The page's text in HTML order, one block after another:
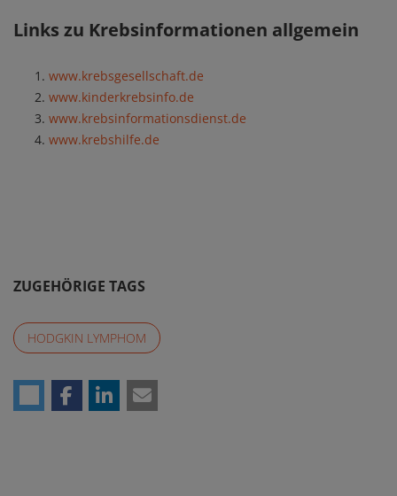
Links zu Krebsinformationen allgemein
www.krebsgesellschaft.de
www.kinderkrebsinfo.de
www.krebsinformationsdienst.de
www.krebshilfe.de
ZUGEHÖRIGE TAGS
HODGKIN LYMPHOM